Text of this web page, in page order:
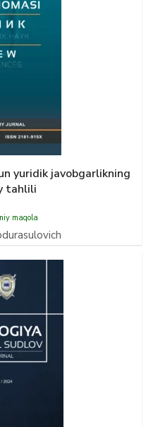
yuridik jаvobgаrlikning
tаhlili
maqola